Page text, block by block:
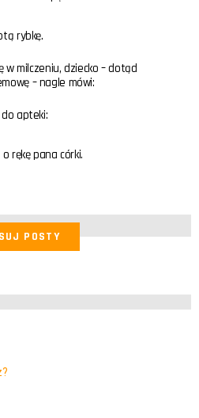
rybkę.
w milczeniu, dziecko – dotąd
– nagle mówi:
apteki:
rękę pana córki.
POSTY